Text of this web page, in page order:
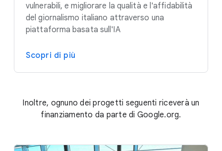
vulnerabili, e migliorare la qualità e l'affidabilità
del giornalismo italiano attraverso una
piattaforma basata sull'IA
Scopri di più
Inoltre, ognuno dei progetti seguenti riceverà un
finanziamento da parte di Google.org.